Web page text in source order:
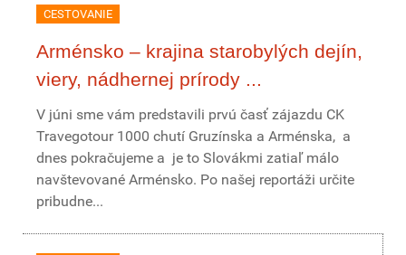
CESTOVANIE
Arménsko – krajina starobylých dejín,
viery, nádhernej prírody ...
V júni sme vám predstavili prvú časť zájazdu CK
Travegotour 1000 chutí Gruzínska a Arménska, a
dnes pokračujeme a je to Slovákmi zatiaľ málo
navštevované Arménsko. Po našej reportáži určite
pribudne...